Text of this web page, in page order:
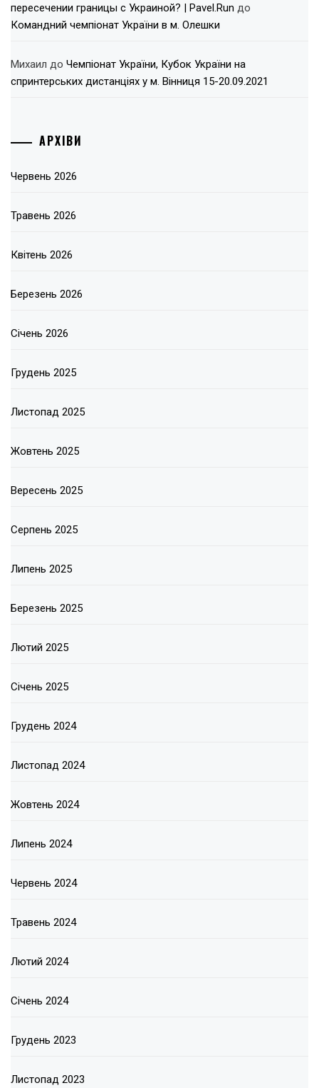
пересечении границы с Украиной? | Pavel.Run до
Командний чемпіонат України в м. Олешки
Михаил до Чемпіонат України, Кубок України на
спринтерських дистанціях у м. Вінниця 15-20.09.2021
АРХІВИ
Червень 2026
Травень 2026
Квітень 2026
Березень 2026
Січень 2026
Грудень 2025
Листопад 2025
Жовтень 2025
Вересень 2025
Серпень 2025
Липень 2025
Березень 2025
Лютий 2025
Січень 2025
Грудень 2024
Листопад 2024
Жовтень 2024
Липень 2024
Червень 2024
Травень 2024
Лютий 2024
Січень 2024
Грудень 2023
Листопад 2023